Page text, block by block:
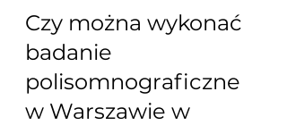
Czy można wykonać
badanie
polisomnograficzne
w Warszawie w